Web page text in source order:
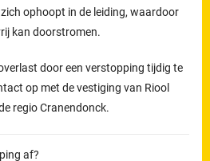
ophoopt in de leiding, waardoor
kan doorstromen.
door een verstopping tijdig te
op met de vestiging van Riool
regio Cranendonck.
af?